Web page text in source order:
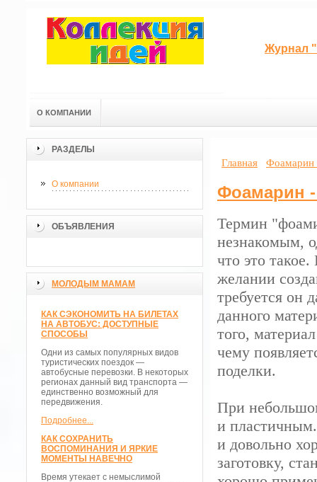
Журнал
О КОМПАНИИ
РАЗДЕЛЫ
О компании
ОБЪЯВЛЕНИЯ
МОЛОДЫМ МАМАМ
КАК СЭКОНОМИТЬ НА БИЛЕТАХ
НА АВТОБУС: ДОСТУПНЫЕ
СПОСОБЫ
Одни из самых популярных видов
туристических поездок —
автобусные перевозки. В некоторых
регионах данный вид транспорта —
единственно возможный для
передвижения.
Подробнее...
КАК СОХРАНИТЬ
ВОСПОМИНАНИЯ И ЯРКИЕ
МОМЕНТЫ НАВЕЧНО
Время утекает с немыслимой
Главная Фоамарин
Фоамарин
Термин
незнакомым,
что это
желании
требуется он
данного
того,
чему
поделки.
При
и пластичным.
и довольно
заготовку,